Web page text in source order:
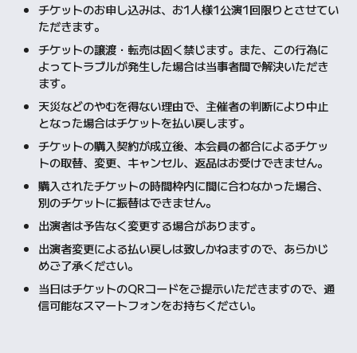
チケットのお申し込みは、お1人様1公演1回限りとさせてい
ただきます。
チケットの譲渡・転売は固く禁じます。また、この行為に
よってトラブルが発生した場合は当事者間で解決いただき
ます。
天災などのやむを得ない理由で、主催者の判断により中止
となった場合はチケットを払い戻します。
チケットの購入契約が成立後、本会員の都合によるチケッ
トの取替、変更、キャンセル、返品はお受けできません。
購入されたチケットの時間枠内に間に合わなかった場合、
別のチケットに振替はできません。
出演者は予告なく変更する場合があります。
出演者変更による払い戻しは致しかねますので、あらかじ
めご了承ください。
当日はチケットのQRコードをご提示いただきますので、通
信可能なスマートフォンをお持ちください。